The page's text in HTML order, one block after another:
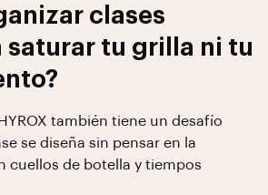
clases
saturar tu grilla ni tu
también tiene un desafío
se diseña sin pensar en la
cuellos de botella y tiempos